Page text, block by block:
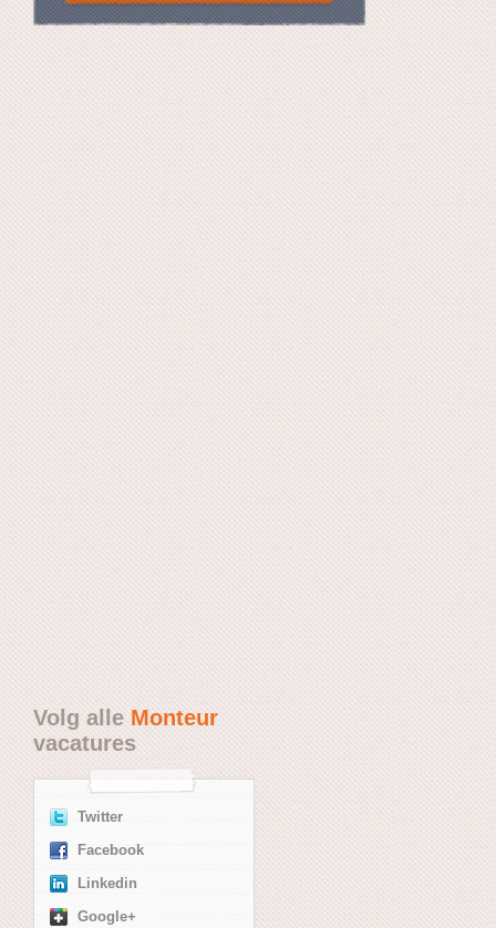
Volg alleMonteur
vacatures
Twitter
Facebook
Linkedin
Google+